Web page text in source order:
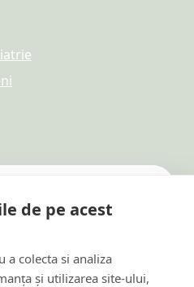
de pe acest
a colecta si analiza
și utilizarea site-ului,